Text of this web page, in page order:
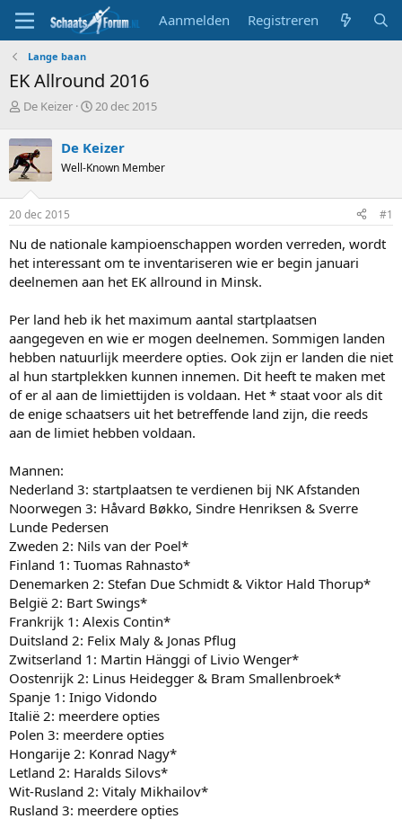
Aanmelden Registreren
Lange baan
EK Allround 2016
T
p
i
c
s
t
a
t
e
r
De Keizer
S
r
t
a
m
20 dec 2015
De Keizer
Well-Known Member
20 dec 2015 #1
Nu de nationale kampioenschappen worden verreden, wordt
het interessant om te inventariseren wie er begin januari
deelnemen aan het EK allround in Minsk.
Per land heb ik het maximum aantal startplaatsen
aangegeven en wie er mogen deelnemen. Sommigen landen
hebben natuurlijk meerdere opties. Ook zijn er landen die niet
al hun startplekken kunnen innemen. Dit heeft te maken met
of er al aan de limiettijden is voldaan. Het * staat voor als dit
de enige schaatsers uit het betreffende land zijn, die reeds
aan de limiet hebben voldaan.
Mannen:
Nederland 3: startplaatsen te verdienen bij NK Afstanden
Noorwegen 3: Håvard Bøkko, Sindre Henriksen & Sverre
Lunde Pedersen
Zweden 2: Nils van der Poel*
Finland 1: Tuomas Rahnasto*
Denemarken 2: Stefan Due Schmidt & Viktor Hald Thorup*
België 2: Bart Swings*
Frankrijk 1: Alexis Contin*
Duitsland 2: Felix Maly & Jonas Pflug
Zwitserland 1: Martin Hänggi of Livio Wenger*
Oostenrijk 2: Linus Heidegger & Bram Smallenbroek*
Spanje 1: Inigo Vidondo
Italië 2: meerdere opties
Polen 3: meerdere opties
Hongarije 2: Konrad Nagy*
Letland 2: Haralds Silovs*
Wit-Rusland 2: Vitaly Mikhailov*
Rusland 3: meerdere opties